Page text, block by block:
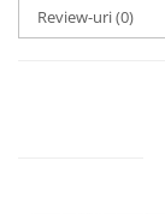
Review-uri(0)